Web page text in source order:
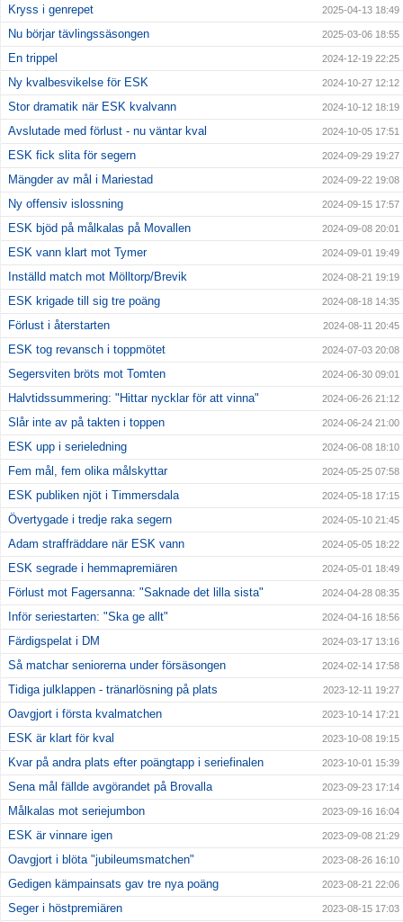
Kryss i genrepet 2025-04-13 18:49
Nu börjar tävlingssäsongen 2025-03-06 18:55
En trippel 2024-12-19 22:25
Ny kvalbesvikelse för ESK 2024-10-27 12:12
Stor dramatik när ESK kvalvann 2024-10-12 18:19
Avslutade med förlust - nu väntar kval 2024-10-05 17:51
ESK fick slita för segern 2024-09-29 19:27
Mängder av mål i Mariestad 2024-09-22 19:08
Ny offensiv islossning 2024-09-15 17:57
ESK bjöd på målkalas på Movallen 2024-09-08 20:01
ESK vann klart mot Tymer 2024-09-01 19:49
Inställd match mot Mölltorp/Brevik 2024-08-21 19:19
ESK krigade till sig tre poäng 2024-08-18 14:35
Förlust i återstarten 2024-08-11 20:45
ESK tog revansch i toppmötet 2024-07-03 20:08
Segersviten bröts mot Tomten 2024-06-30 09:01
Halvtidssummering: "Hittar nycklar för att vinna" 2024-06-26 21:12
Slår inte av på takten i toppen 2024-06-24 21:00
ESK upp i serieledning 2024-06-08 18:10
Fem mål, fem olika målskyttar 2024-05-25 07:58
ESK publiken njöt i Timmersdala 2024-05-18 17:15
Övertygade i tredje raka segern 2024-05-10 21:45
Adam straffräddare när ESK vann 2024-05-05 18:22
ESK segrade i hemmapremiären 2024-05-01 18:49
Förlust mot Fagersanna: "Saknade det lilla sista" 2024-04-28 08:35
Inför seriestarten: "Ska ge allt" 2024-04-16 18:56
Färdigspelat i DM 2024-03-17 13:16
Så matchar seniorerna under försäsongen 2024-02-14 17:58
Tidiga julklappen - tränarlösning på plats 2023-12-11 19:27
Oavgjort i första kvalmatchen 2023-10-14 17:21
ESK är klart för kval 2023-10-08 19:15
Kvar på andra plats efter poängtapp i seriefinalen 2023-10-01 15:39
Sena mål fällde avgörandet på Brovalla 2023-09-23 17:14
Målkalas mot seriejumbon 2023-09-16 16:04
ESK är vinnare igen 2023-09-08 21:29
Oavgjort i blöta "jubileumsmatchen" 2023-08-26 16:10
Gedigen kämpainsats gav tre nya poäng 2023-08-21 22:06
Seger i höstpremiären 2023-08-15 17:03